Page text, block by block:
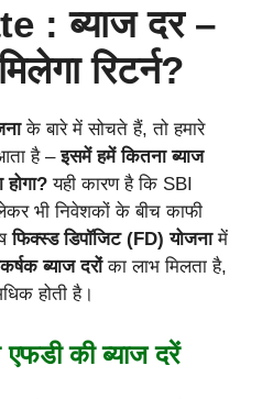
: ब्याज दर –
रिटर्न?
के बारे में सोचते हैं, तो हमारे
है –इसमें हमें कितना ब्याज
होगा? यही कारण है कि SBI
भी निवेशकों के बीच काफी
फिक्स्ड डिपॉजिट (FD) योजनामें
ब्याज दरोंका लाभ मिलता है,
होती है।
की ब्याज दरें